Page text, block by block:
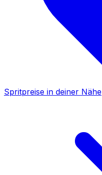
Spritpreise in deiner Nähe